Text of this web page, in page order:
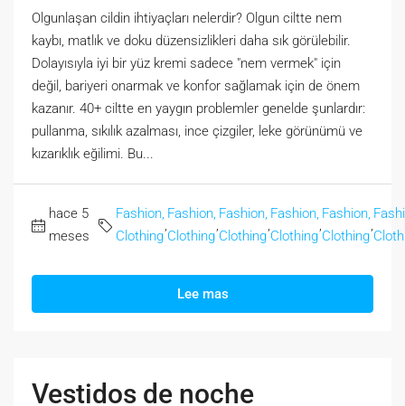
Olgunlaşan cildin ihtiyaçları nelerdir? Olgun ciltte nem
kaybı, matlık ve doku düzensizlikleri daha sık görülebilir.
Dolayısıyla iyi bir yüz kremi sadece "nem vermek" için
değil, bariyeri onarmak ve konfor sağlamak için de önem
kazanır. 40+ ciltte en yaygın problemler genelde şunlardır:
pullanma, sıkılık azalması, ince çizgiler, leke görünümü ve
kızarıklık eğilimi. Bu...
hace 5
meses
Fashion,
Clothing
Fashion,
Clothing
Fashion,
Clothing
Fashion,
Clothing
Fashion,
Clothing
Lee mas
Vestidos de noche